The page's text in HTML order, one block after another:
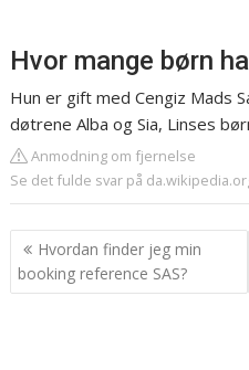
Hvor mange børn
Hun er gift med Cengiz Mads
døtrene Alba og Sia, Linses
Anmodning om fjernelse
Se det fulde svar på
Indlægsnavigation
Hvordan finder jeg min
booking reference SAS?